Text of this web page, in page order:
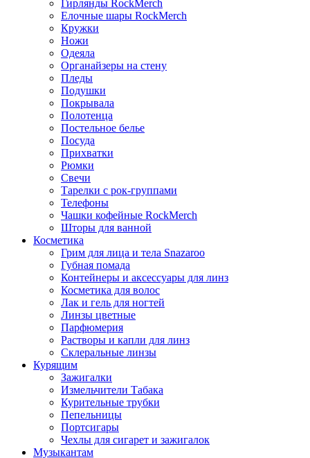
Гирлянды RockMerch
Елочные шары RockMerch
Кружки
Ножи
Одеяла
Органайзеры на стену
Пледы
Подушки
Покрывала
Полотенца
Постельное белье
Посуда
Прихватки
Рюмки
Свечи
Тарелки с рок-группами
Телефоны
Чашки кофейные RockMerch
Шторы для ванной
Косметика
Грим для лица и тела Snazaroo
Губная помада
Контейнеры и аксессуары для линз
Косметика для волос
Лак и гель для ногтей
Линзы цветные
Парфюмерия
Растворы и капли для линз
Склеральные линзы
Курящим
Зажигалки
Измельчители Табака
Курительные трубки
Пепельницы
Портсигары
Чехлы для сигарет и зажигалок
Музыкантам